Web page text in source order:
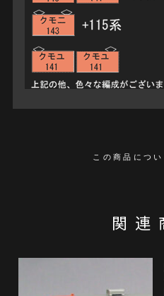
この商品につ
関連